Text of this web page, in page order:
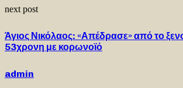
next post
Άγιος Νικόλαος: «Απέδρασε» από το
53χρονη με κορωνοϊό
admin